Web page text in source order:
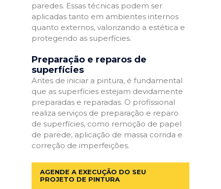
paredes. Essas técnicas podem ser
aplicadas tanto em ambientes internos
quanto externos, valorizando a estética e
protegendo as superfícies.
Preparação e reparos de
superfícies
Antes de iniciar a pintura, é fundamental
que as superfícies estejam devidamente
preparadas e reparadas. O profissional
realiza serviços de preparação e reparo
de superfícies, como remoção de papel
de parede, aplicação de massa corrida e
correção de imperfeições.
AGENDE A EXECUÇÃO DO SEU
PROJETO DE PINTURA